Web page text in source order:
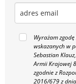
Wyrażam
wskazanych w
Sebastian
Armii Krajowej
zgodnie z
2016/679 z